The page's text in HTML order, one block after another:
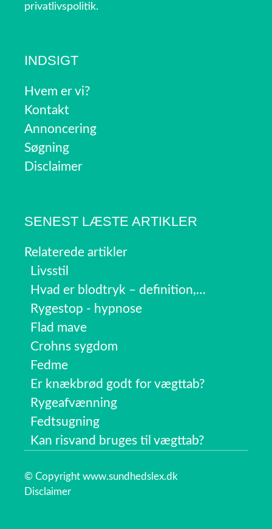
privatlivspolitik.
INDSIGT
Hvem er vi?
Kontakt
Annoncering
Søgning
Disclaimer
SENEST LÆSTE ARTIKLER
Relaterede artikler
Livsstil
Hvad er blodtryk – definition,…
Rygestop - hypnose
Flad mave
Crohns sygdom
Fedme
Er knækbrød godt for vægttab?
Rygeafvænning
Fedtsugning
Kan risvand bruges til vægttab?
© Copyright www.sundhedslex.dk
Disclaimer